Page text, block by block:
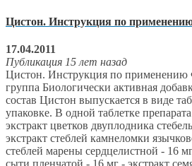
Цистон. Инструкция по
17.04.2011
Публикация 15 лет назад
Цистон. Инструкция по применению
группа Биологически активная
состав Цистон выпускается в виде
упаковке. В одной таблетке
экстракт цветков двуплодника
экстракт стеблей камнеломки
стеблей марены сердцелистной - 16
сыти пленчатой - 16 мг - экстракт